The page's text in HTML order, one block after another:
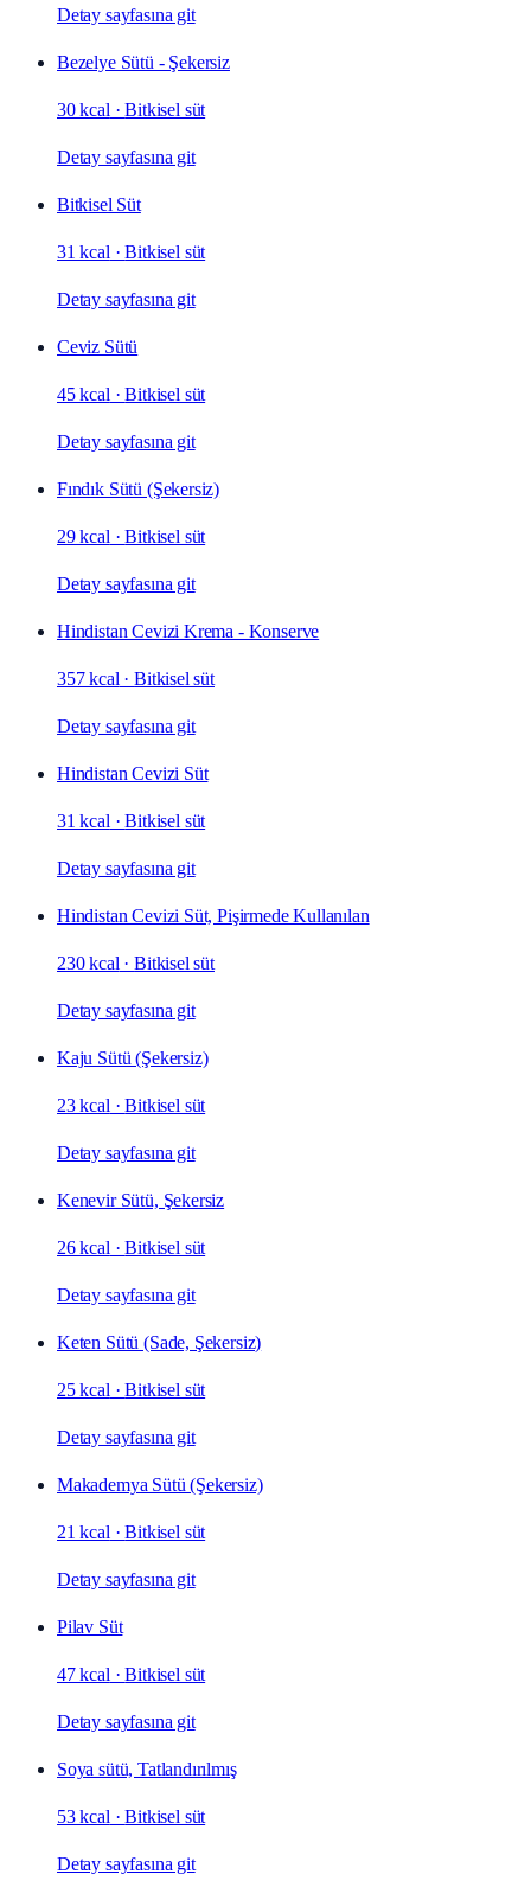
Detay sayfasına git
Bezelye Sütü - Şekersiz
30 kcal ·Bitkisel süt
Detay sayfasına git
Bitkisel Süt
31 kcal ·Bitkisel süt
Detay sayfasına git
Ceviz Sütü
45 kcal ·Bitkisel süt
Detay sayfasına git
Fındık Sütü (Şekersiz)
29 kcal ·Bitkisel süt
Detay sayfasına git
Hindistan Cevizi Krema - Konserve
357 kcal ·Bitkisel süt
Detay sayfasına git
Hindistan Cevizi Süt
31 kcal ·Bitkisel süt
Detay sayfasına git
Hindistan Cevizi Süt, Pişirmede Kullanılan
230 kcal ·Bitkisel süt
Detay sayfasına git
Kaju Sütü (Şekersiz)
23 kcal ·Bitkisel süt
Detay sayfasına git
Kenevir Sütü, Şekersiz
26 kcal ·Bitkisel süt
Detay sayfasına git
Keten Sütü (Sade, Şekersiz)
25 kcal ·Bitkisel süt
Detay sayfasına git
Makademya Sütü (Şekersiz)
21 kcal ·Bitkisel süt
Detay sayfasına git
Pilav Süt
47 kcal ·Bitkisel süt
Detay sayfasına git
Soya sütü, Tatlandırılmış
53 kcal ·Bitkisel süt
Detay sayfasına git